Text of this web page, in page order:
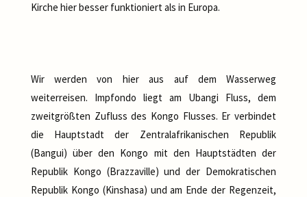
Kirche hier besser funktioniert als in Europa.
Wir werden von hier aus auf dem Wasserweg
weiterreisen. Impfondo liegt am Ubangi Fluss, dem
zweitgrößten Zufluss des Kongo Flusses. Er verbindet
die Hauptstadt der Zentralafrikanischen Republik
(Bangui) über den Kongo mit den Hauptstädten der
Republik Kongo (Brazzaville) und der Demokratischen
Republik Kongo (Kinshasa) und am Ende der Regenzeit,